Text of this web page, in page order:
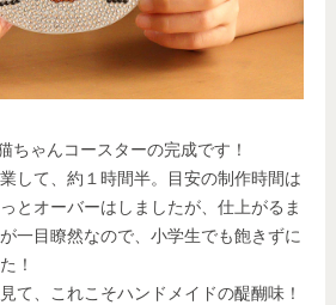
ちゃんコースターの完成です！
して、約１時間半。目安の制作時間は
とオーバーはしましたが、仕上がるま
一目瞭然なので、小学生でも飽きずに
！
て、これこそハンドメイドの醍醐味！